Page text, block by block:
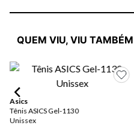
QUEM VIU, VIU TAMBÉM
Asics
Tênis ASICS Gel-1130
Unissex